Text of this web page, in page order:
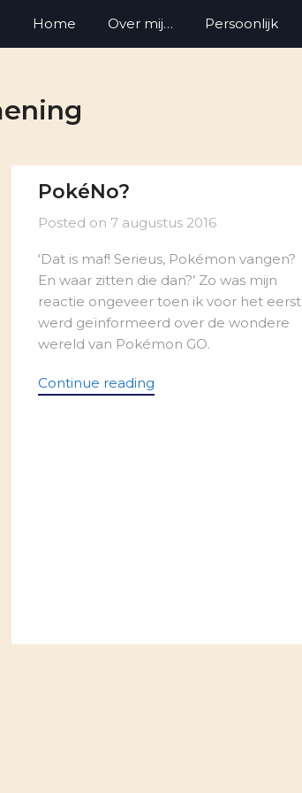
Home Over mij… Persoonlijk
PokéNo?
Posted on 7 augustus 2016
‘Dat is maf! Serieus, Pokémon vangen?
En waar zitten die dan?’ Zo was mijn
reactie ongeveer toen ik voor het eerst
werd geïnformeerd over de wondere
wereld van Pokémon GO.
Continue reading